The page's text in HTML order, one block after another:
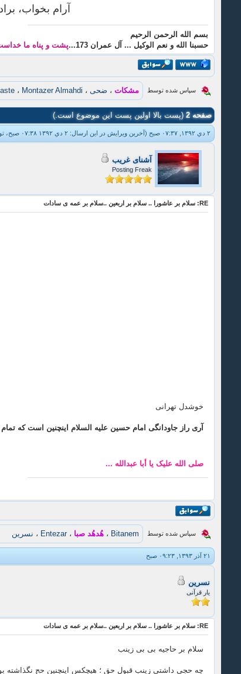
آرام بخواب،
بسم الله الرحمن الرحیم
حسبنا الله و نعم الوکیل ... آل عمران 173...
پشت و پناه ما
سپاس شده توسط مشکات، ضحی، Montazer Almahdi ،
صفحه 2 (پست بالا اولین پست این موضوع است.)
۲ دي ۱۳۹۲, ۰۷:۳۷ صبح (آخرین ویرایش در این ارسال: ۲ دي ۱۳۹۲ ۰۷:۳۸ صبح، توسط
آشنای غریب
Posting Freak
RE: سلام بر عاشورا .. سلام بر اربعین ..سلام بر عمه ی سادات
خوشدل تهرانى
آری راز جاودانگی امام حسین علیه السلام اینچنین است که
صلی الله علیک یا أبا عبدالله ...
سپاس شده توسط Bitanem ، هُدهُد صبا ،Entezar ، نسرین
۲۱ آذر ۱۳۹۳, ۰۹:۲۳ صبح
نسرین
یار قرآنی
RE: سلام بر عاشورا .. سلام بر اربعین ..سلام بر عمه ی سادات
سلام بر حاجیه بی بی زینب
چه حجی داشتی زینب قبول حق ؛ هیچکس اینچنین حج نگذاشته بود